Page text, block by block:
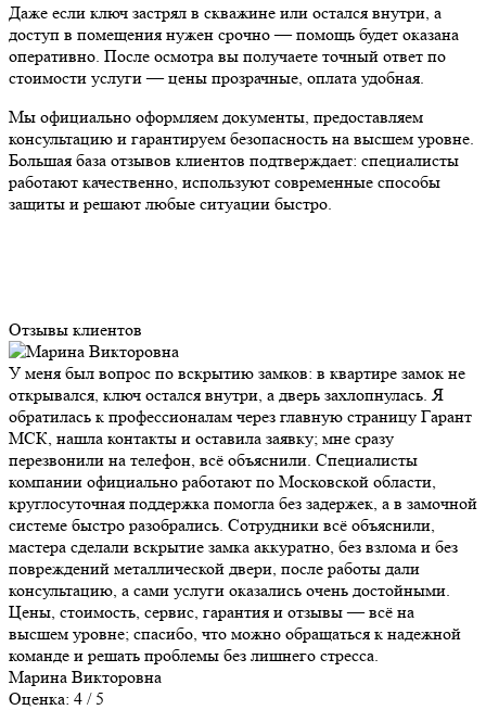
Даже если ключ застрял в скважине или остался внутри, а
доступ в помещения нужен срочно — помощь будет оказана
оперативно. После осмотра вы получаете точный ответ по
стоимости услуги — цены прозрачные, оплата удобная.
Мы официально оформляем документы, предоставляем
консультацию и гарантируем безопасность на высшем уровне.
Большая база отзывов клиентов подтверждает: специалисты
работают качественно, используют современные способы
защиты и решают любые ситуации быстро.
Отзывы клиентов
У меня был вопрос по вскрытию замков: в квартире замок не
открывался, ключ остался внутри, а дверь захлопнулась. Я
обратилась к профессионалам через главную страницу Гарант
МСК, нашла контакты и оставила заявку; мне сразу
перезвонили на телефон, всё объяснили. Специалисты
компании официально работают по Московской области,
круглосуточная поддержка помогла без задержек, а в замочной
системе быстро разобрались. Сотрудники всё объяснили,
мастера сделали вскрытие замка аккуратно, без взлома и без
повреждений металлической двери, после работы дали
консультацию, а сами услуги оказались очень достойными.
Цены, стоимость, сервис, гарантия и отзывы — всё на
высшем уровне; спасибо, что можно обращаться к надежной
команде и решать проблемы без лишнего стресса.
Марина Викторовна
Оценка: 4 / 5